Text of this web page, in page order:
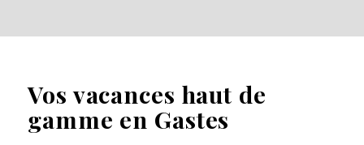
Vos vacances haut de
gamme en Gastes
Découvrir